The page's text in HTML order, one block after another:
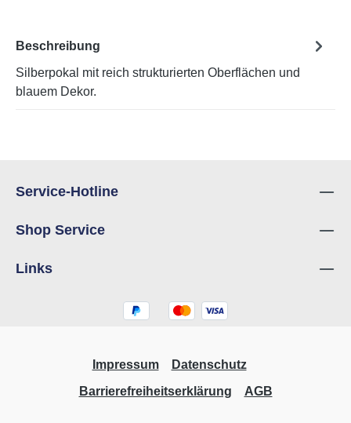
Beschreibung
Silberpokal mit reich strukturierten Oberflächen und
blauem Dekor.
Service-Hotline
Shop Service
Links
Impressum
Datenschutz
Barrierefreiheitserklärung
AGB